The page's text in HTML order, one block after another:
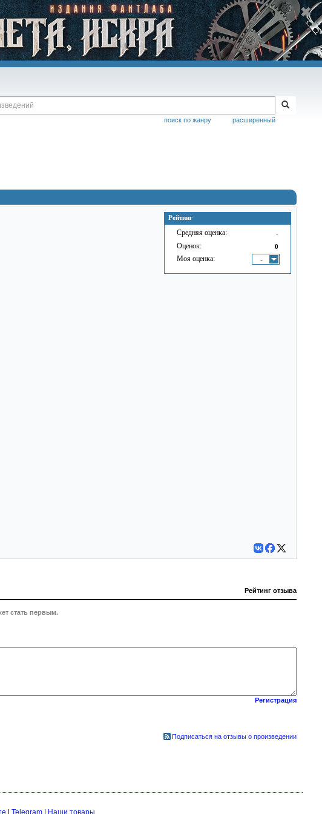
расширенный
поиск по жанру
Рейтинг
Средняя оценка: -
Оценок: 0
Моя оценка: -
Рейтинг отзыва
стать первым.
Регистрация
Подписаться на отзывы о произведении
Telegram Наши товары